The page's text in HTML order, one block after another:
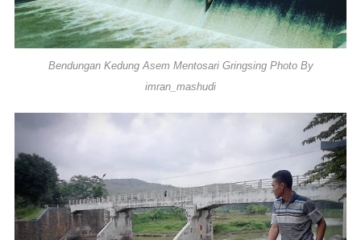
Bendungan Kedung Asem Mentosari Gringsing Photo By
imran_mashudi